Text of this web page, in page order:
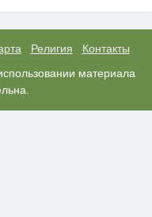
Религия
Контакты
материала
i
и